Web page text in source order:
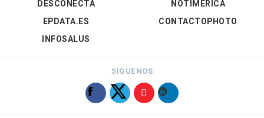
DESCONECTA
EPDATA.ES
INFOSALUS
NOTIMÉRICA
CONTACTOPHOTO
SÍGUENOS